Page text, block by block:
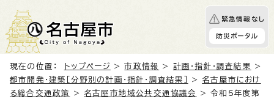
緊急情報なし
防災ポータル
現在の位置： トップページ >市政情報 > 計画・指針・調査結果
>
都市開発・建築［分野別の計画・指針・調査結果］
> 名古屋市におけ
る総合交通政策
> 名古屋市地域公共交通協議会
> 令和5年度第